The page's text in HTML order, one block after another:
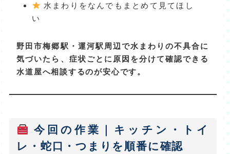
水まわりをなんでもまとめて見てほし
い
野田市梅郷駅・運河駅周辺で水まわりの不具合に
気づいたら、症状ごとに原因を分けて確認できる
水道屋へ相談するのが安心です。
今回の作業｜キッチン・トイ
レ・蛇口・つまりを順番に確認